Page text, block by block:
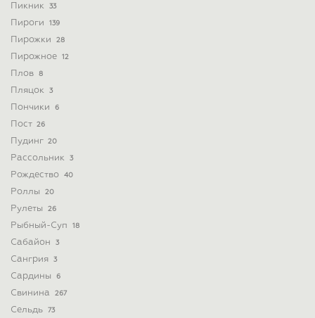
Пикник 33
Пироги 139
Пирожки 28
Пирожное 12
Плов 8
Пляцок 3
Пончики 6
Пост 26
Пудинг 20
Рассольник 3
Рождество 40
Роллы 20
Рулеты 26
Рыбный-Суп 18
Сабайон 3
Сангрия 3
Сардины 6
Свинина 267
Сельдь 73